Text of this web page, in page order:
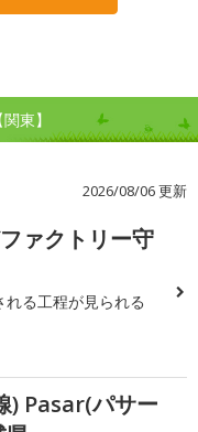
東】
2026/08/06 更新
ァクトリー守
れる工程が見られる
) Pasar(パサー